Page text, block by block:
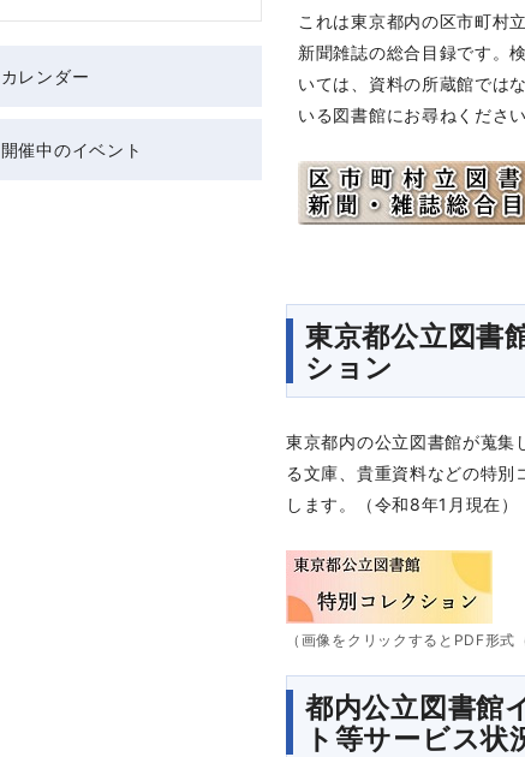
これは東京都内の区市町村
新聞雑誌の総合目録です。
いては、資料の所蔵館では
いる図書館にお尋ねください
東京都公立図書
ション
東京都内の公立図書館が蒐集
る文庫、貴重資料などの特別
します。（令和8年1月現在）
（画像をクリックするとPDF形式
都内公立図書館
ト等サービス状
カレンダー
開催中のイベント